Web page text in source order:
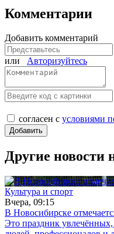
Комментарии
Добавить комментарий
или Авторизуйтесь
согласен с условиями
Другие новости
Культура и спорт
Вчера, 09:15
В Новосибирске
Это праздник